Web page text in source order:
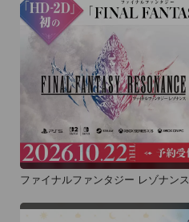
ファイナルファンタジー レゾナンス